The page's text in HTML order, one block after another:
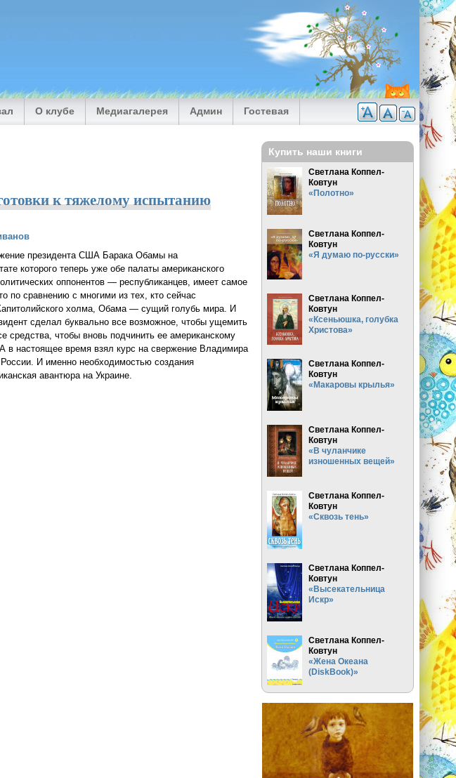
О клубе Медиагалерея Админ Гостевая
к тяжелому испытанию
президента США Барака Обамы на
которого теперь уже обе палаты американского
оппонентов — республиканцев, имеет самое
по сравнению с многими из тех, кто сейчас
холма, Обама — сущий голубь мира. И
сделал буквально все возможное, чтобы ущемить
средства, чтобы вновь подчинить ее американскому
в настоящее время взял курс на свержение Владимира
России. И именно необходимостью создания
авантюра на Украине.
к тяжелому испытанию (Юрий Селиванов)
Купить наши книги
Светлана Коппел-
Ковтун
«Полотно»
Светлана Коппел-
Ковтун
«Я думаю по-русски»
Светлана Коппел-
Ковтун
«Ксеньюшка, голубка
Христова»
Светлана Коппел-
Ковтун
«Макаровы крылья»
Светлана Коппел-
Ковтун
«В чуланчике
изношенных вещей»
Светлана Коппел-
Ковтун
«Сквозь тень»
Светлана Коппел-
Ковтун
«Высекательница
Искр»
Светлана Коппел-
Ковтун
«Жена Океана
(DiskBook)»